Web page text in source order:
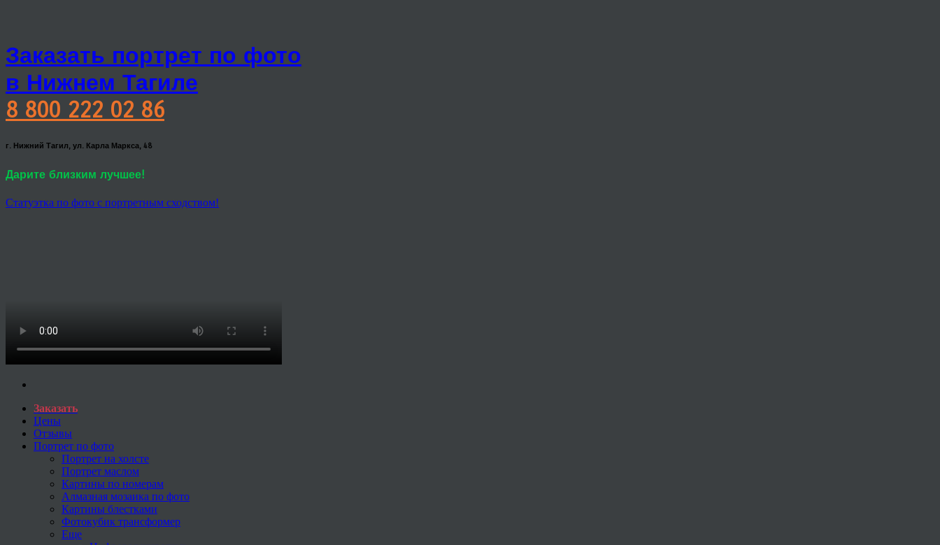
Заказать портрет по фото
в Нижнем Тагиле
8 800 222 02 86
г. Нижний Тагил, ул. Карла Маркса, 48
Дарите близким лучшее!
Статуэтка по фото с портретным сходством!
Заказать
Цены
Отзывы
Портрет по фото
Портрет на холсте
Портрет маслом
Картины по номерам
Алмазная мозаика по фото
Картины блестками
Фотокубик трансформер
Еще